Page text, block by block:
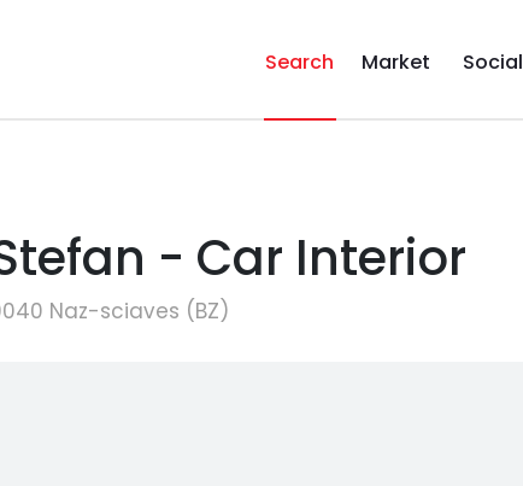
Search Market Social
- Car Interior
Naz-sciaves (BZ)